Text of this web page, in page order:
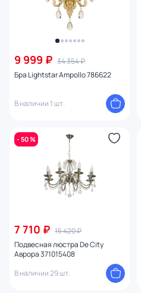
9 999 ₽ 34 354 ₽
Бра Lightstar Ampollo 786622
В наличии 1 шт.
- 50 %
7 710 ₽ 15 420 ₽
Подвесная люстра De City
Аврора 371015408
В наличии 29 шт.